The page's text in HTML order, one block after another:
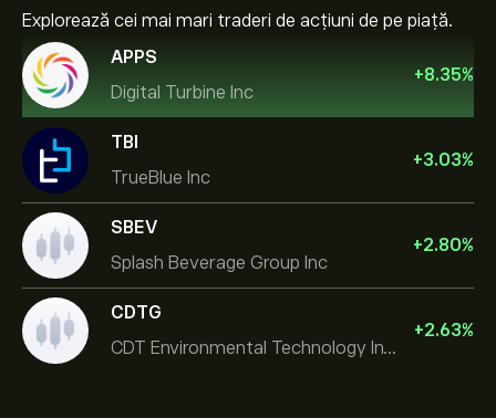
Explorează cei mai mari traderi de acțiuni de pe piață.
APPS
Digital Turbine Inc
+8.35%
TBI
TrueBlue Inc
+3.03%
SBEV
Splash Beverage Group Inc
+2.80%
CDTG
CDT Environmental Technology Investment Holdings L
+2.63%